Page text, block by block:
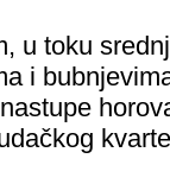
u toku
i